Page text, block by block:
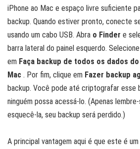
iPhone ao Mac e espaço livre suficiente
backup. Quando estiver pronto, conecte
usando um cabo USB. Abra o Finder e
barra lateral do painel esquerdo. Selecione
em Faça backup de todos os dados
Mac . Por fim, clique em Fazer backup
backup. Você pode até criptografar esse
ninguém possa acessá-lo. (Apenas
esquecê-la, seu backup será perdido.)
A principal vantagem aqui é que este é